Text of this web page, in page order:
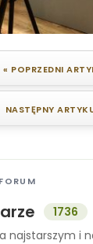
« POPRZEDNI
NASTĘPNY
1736
najstarszym i